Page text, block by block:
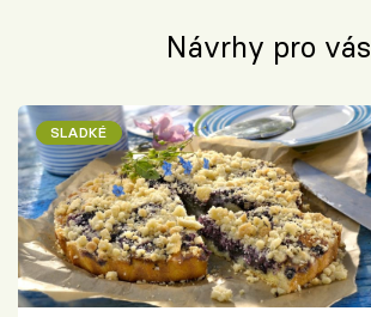
Návrhy pro vás
SLADKÉ